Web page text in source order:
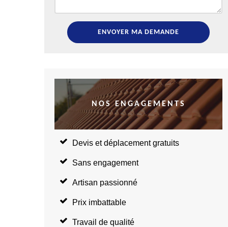
NOS ENGAGEMENTS
Devis et déplacement gratuits
Sans engagement
Artisan passionné
Prix imbattable
Travail de qualité